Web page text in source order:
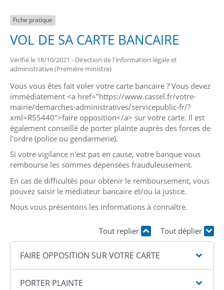
Fiche pratique
VOL DE SA CARTE BANCAIRE
Vérifié le 18/10/2021 - Direction de l'information légale et
administrative (Première ministre)
Vous vous êtes fait voler votre carte bancaire ? Vous devez
immédiatement <a href="https://www.cassel.fr/votre-
mairie/demarches-administratives/servicepublic-fr/?
xml=R55440">faire opposition</a> sur votre carte. Il est
également conseillé de porter plainte auprès des forces de
l'ordre (police ou gendarmerie).
Si votre vigilance n'est pas en cause, votre banque vous
rembourse les sommes dépensées frauduleusement.
En cas de difficultés pour obtenir le remboursement, vous
pouvez saisir le médiateur bancaire et/ou la justice.
Nous vous présentons les informations à connaître.
Tout replier Tout déplier
FAIRE OPPOSITION SUR VOTRE CARTE
PORTER PLAINTE